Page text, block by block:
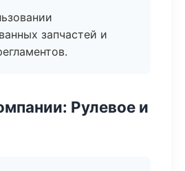
запчастей и
Рулевое и